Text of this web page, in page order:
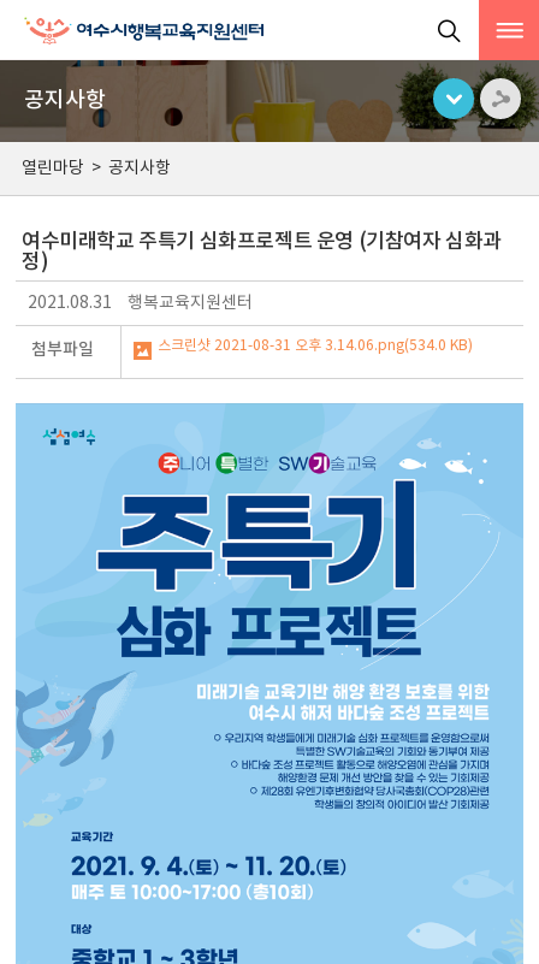
공지사항
열린마당 > 공지사항
여수미래학교 주특기 심화프로젝트 운영 (기참여자 심화과
정)
2021.08.31 행복교육지원센터
첨부파일 스크린샷 2021-08-31 오후 3.14.06.png(534.0 KB)